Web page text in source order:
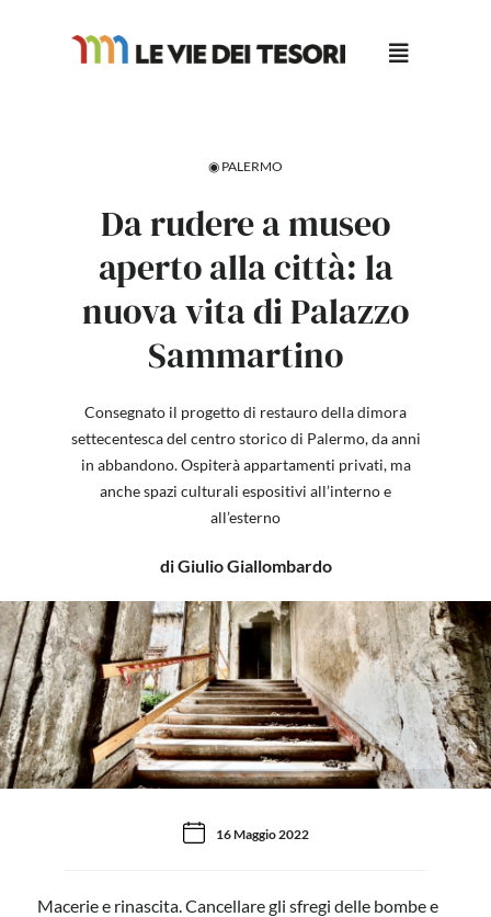
◉ PALERMO
Da rudere a museo
aperto alla città: la
nuova vita di Palazzo
Sammartino
Consegnato il progetto di restauro della dimora
settecentesca del centro storico di Palermo, da anni
in abbandono. Ospiterà appartamenti privati, ma
anche spazi culturali espositivi all’interno e
all’esterno
di Giulio Giallombardo
16 Maggio 2022
Macerie e rinascita. Cancellare gli sfregi delle bombe e